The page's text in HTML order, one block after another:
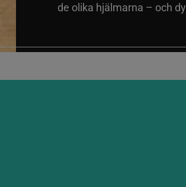
de olika hjälmarna – och